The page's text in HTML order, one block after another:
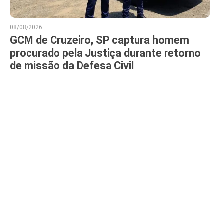
08/08/2026
GCM de Cruzeiro, SP captura homem
procurado pela Justiça durante retorno
de missão da Defesa Civil